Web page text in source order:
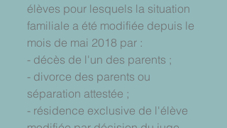
élèves pour lesquels la situation
familiale a été modifiée depuis le
mois de mai 2018 par :
- décès de l'un des parents ;
- divorce des parents ou
séparation attestée ;
- résidence exclusive de l'élève